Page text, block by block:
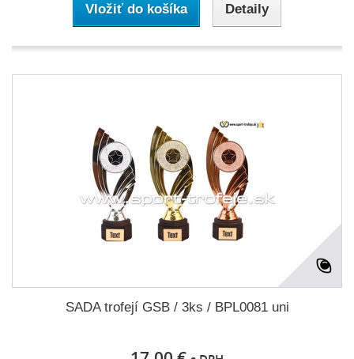
Vložiť do košíka Detaily
SADA trofejí GSB / 3ks / BPL0081 uni